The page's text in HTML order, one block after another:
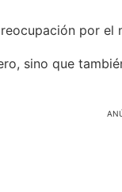
por
sino que